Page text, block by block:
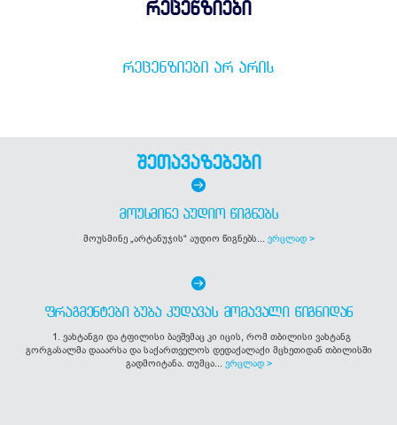
რეცენზიები
ᲠᲔᲪᲔᲜᲖᲘᲔᲑᲘ ᲐᲠ ᲐᲠᲘᲡ
შეთავაზებები
ᲛᲝᲣᲡᲛᲘᲜᲔ ᲐᲣᲓᲘᲝ ᲬᲘᲒᲜᲔᲑᲡ
მოუსმინე „არტანუჯის“ აუდიო წიგნებს... ვრცლად >
ᲤᲠᲐᲒᲛᲔᲜᲢᲔᲑᲘ ᲑᲣᲑᲐ ᲙᲣᲓᲐᲕᲐᲡ ᲛᲝᲛᲐᲕᲐᲚᲘ ᲬᲘᲒᲜᲘᲓᲐᲜ
1. ვახტანგი და ტფილისი ბავშვმაც კი იცის, რომ თბილისი ვახტანგ
გორგასალმა დააარსა და საქართველოს დედაქალაქი მცხეთიდან თბილისში
გადმოიტანა. თუმცა... ვრცლად >